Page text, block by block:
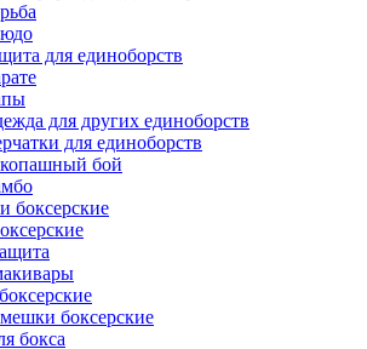
для единоборств
для других единоборств
для единоборств
бой
боксерские
боксерские
бокса